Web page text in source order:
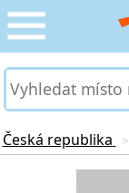
CESTOVÁNÍ
SLUŽBY &
PRO TURISTY
Česká republika >